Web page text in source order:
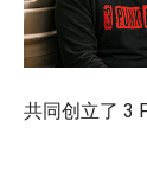
共同创立了 3